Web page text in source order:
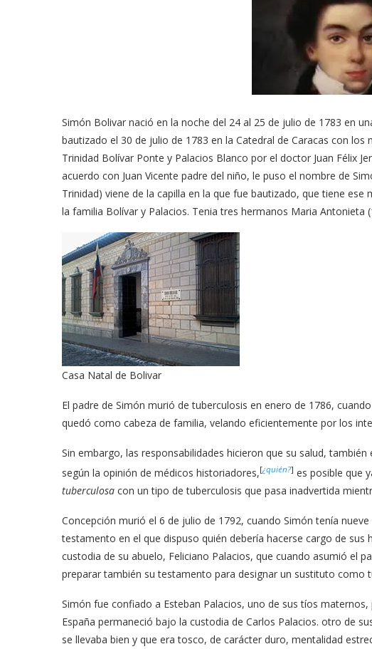
Simón Bolivar nació en la noche del 24 al 25 de julio de 1783 en
bautizado el 30 de julio de 1783 en la Catedral de Caracas con
Trinidad Bolívar Ponte y Palacios Blanco por el doctor Juan Félix
acuerdo con Juan Vicente padre del niño, le puso el nombre de
Trinidad) viene de la capilla en la que fue bautizado, que tiene
la familia Bolívar y Palacios. Tenia tres hermanos Maria Antonieta
Casa Natal de Bolivar
El padre de Simón murió de tuberculosis en enero de 1786,
quedó como cabeza de familia, velando eficientemente por los
Sin embargo, las responsabilidades hicieron que su salud,
según la opinión de médicos historiadores,[¿quién?] es posible que
tuberculosa con un tipo de tuberculosis que pasa inadvertida
Concepción murió el 6 de julio de 1792, cuando Simón tenía
testamento en el que dispuso quién debería hacerse cargo de
custodia de su abuelo, Feliciano Palacios, que cuando asumió el
preparar también su testamento para designar un sustituto como
Simón fue confiado a Esteban Palacios, uno de sus tíos
España permaneció bajo la custodia de Carlos Palacios. otro de
se llevaba bien y que era tosco, de carácter duro, mentalidad